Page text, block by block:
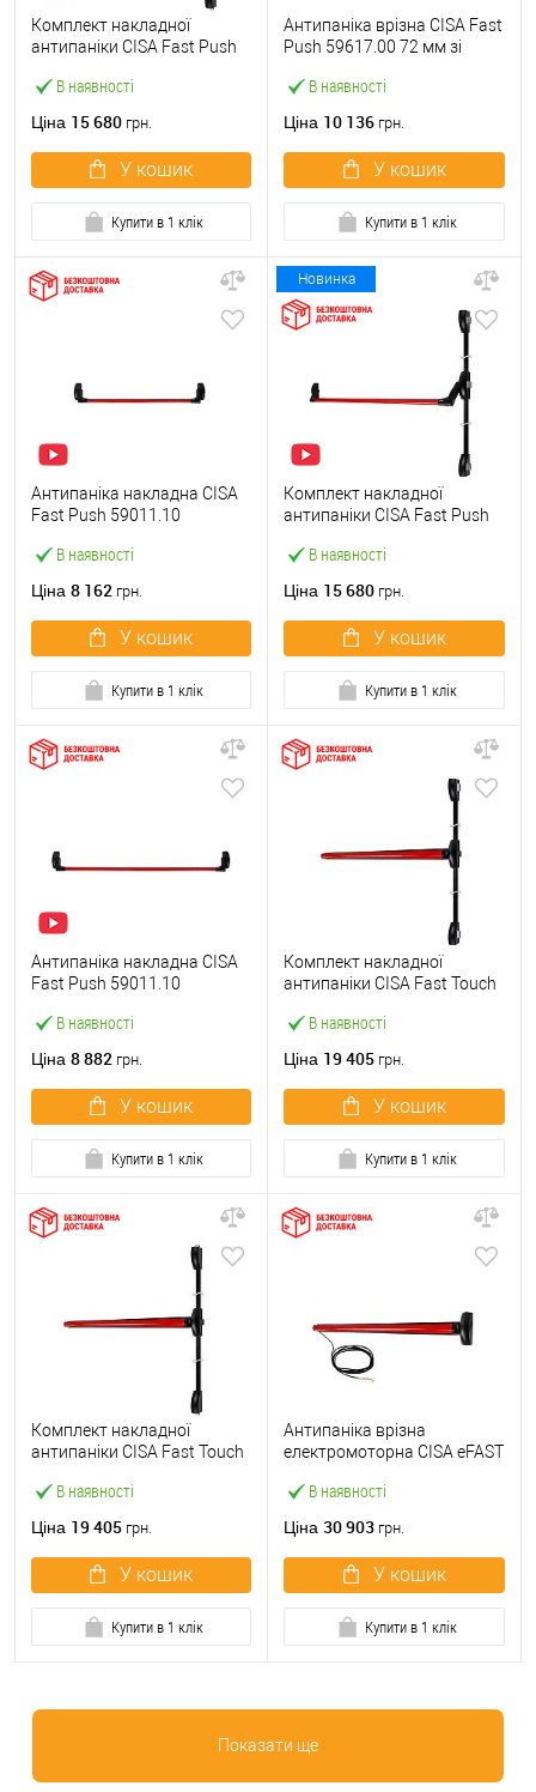
В наявності
Комплект накладної
антипаніки CISA Fast Push
точковий вверх-вниз
Ціна 15 680 грн.
У кошик
Купити в 1 клік
В наявності
Антипаніка врізна CISA Fast
Push 59617.00 72 мм зі
Ціна 10 136 грн.
У кошик
Купити в 1 клік
В наявності
Антипаніка накладна CISA
Fast Push 59011.10
штангою 900 мм червона
Ціна 8 162 грн.
У кошик
Купити в 1 клік
Новинка
В наявності
Комплект накладної
антипаніки CISA Fast Push
точковий вбік червона
Ціна 15 680 грн.
У кошик
Купити в 1 клік
В наявності
Антипаніка накладна CISA
Fast Push 59011.10
штангою 1500 мм червона
Ціна 8 882 грн.
У кошик
Купити в 1 клік
В наявності
Комплект накладної
антипаніки CISA Fast Touch
точковий вбік червона
Ціна 19 405 грн.
У кошик
Купити в 1 клік
В наявності
Комплект накладної
антипаніки CISA Fast Touch
точковий вверх-вниз
Ціна 19 405 грн.
У кошик
Купити в 1 клік
В наявності
Антипаніка врізна
електромоторна CISA eFAST
Ціна 30 903 грн.
У кошик
Купити в 1 клік
Показати ще